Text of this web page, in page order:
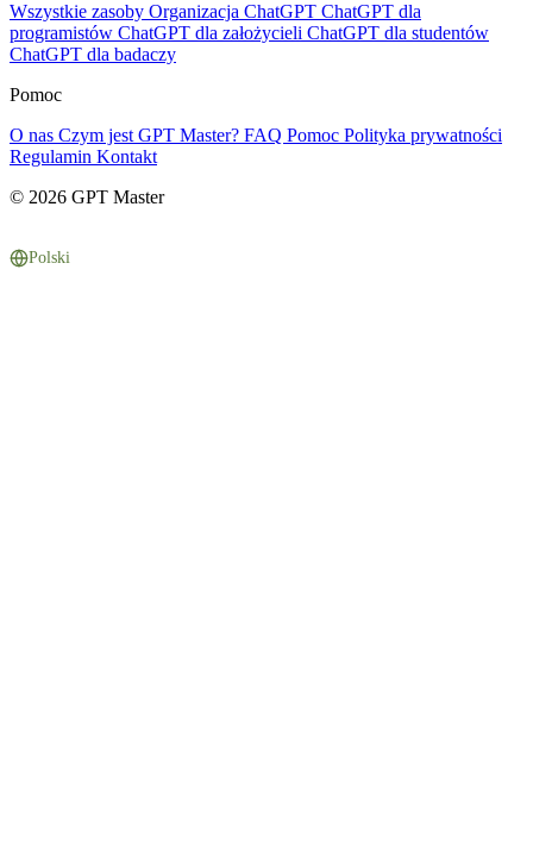
Wszystkie zasoby Organizacja ChatGPT ChatGPT dla
programistów ChatGPT dla założycieli ChatGPT dla studentów
ChatGPT dla badaczy
Pomoc
O nas Czym jest GPT Master? FAQ Pomoc Polityka prywatności
Regulamin Kontakt
© 2026 GPT Master
Polski